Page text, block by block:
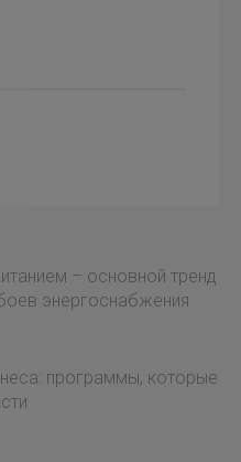
– основной тренд
энергоснабжения
программы, которые